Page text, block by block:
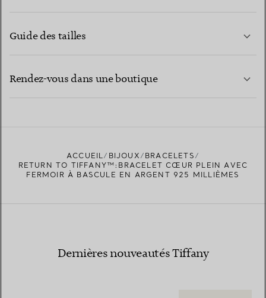
Guide des tailles
Rendez-vous dans une boutique
TROUVEZ LA BOUTIQUE LA PLUS PROCHE
ACCUEIL BIJOUX
BRACELETS
RETURN TO TIFFANY™:BRACELET CŒUR PLEIN AVEC
FERMOIR À BASCULE EN ARGENT 925 MILLIÈMES
Dernières nouveautés Tiffany